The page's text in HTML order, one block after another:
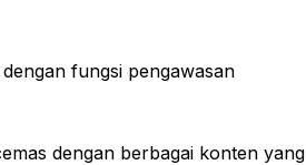
fungsi pengawasan
dengan berbagai konten yang